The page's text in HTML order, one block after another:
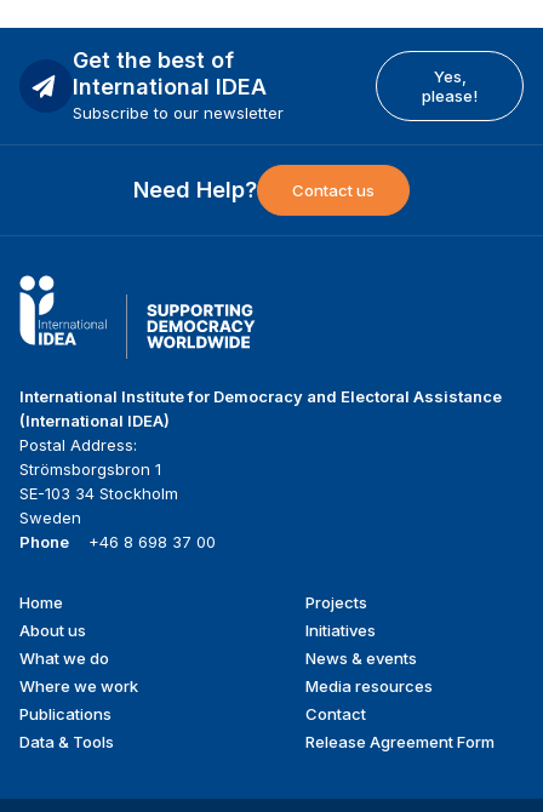
Get the best of
International IDEA
Subscribe to our newsletter
Yes,
please!
Need Help? Contact us
International Institute for Democracy and Electoral Assistance
(International IDEA)
Postal Address:
Strömsborgsbron 1
SE-103 34 Stockholm
Sweden
Phone
+46 8 698 37 00
Footer
menu
Home
About us
What we do
Where we work
Publications
Data & Tools
Projects
Initiatives
News & events
Media resources
Contact
Release Agreement Form